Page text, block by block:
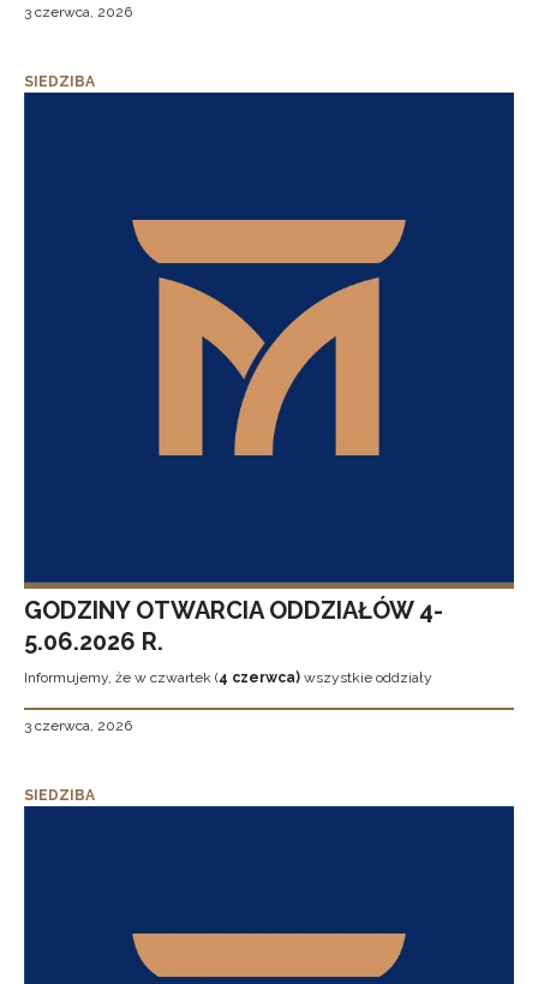
3 czerwca, 2026
SIEDZIBA
GODZINY OTWARCIA ODDZIAŁÓW 4-
5.06.2026 R.
Informujemy, że w czwartek (4 czerwca) wszystkie oddziały
3 czerwca, 2026
SIEDZIBA